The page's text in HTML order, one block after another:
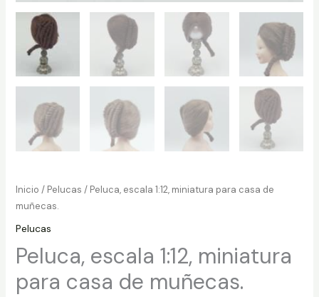
Inicio / Pelucas / Peluca, escala 1:12, miniatura para casa de
muñecas.
Pelucas
Peluca, escala 1:12, miniatura
para casa de muñecas.